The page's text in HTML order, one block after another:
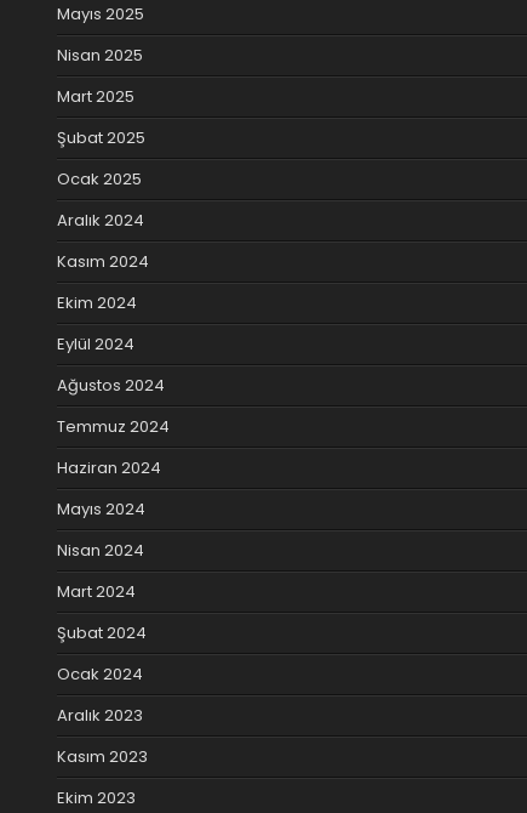
Mayıs 2025
Nisan 2025
Mart 2025
Şubat 2025
Ocak 2025
Aralık 2024
Kasım 2024
Ekim 2024
Eylül 2024
Ağustos 2024
Temmuz 2024
Haziran 2024
Mayıs 2024
Nisan 2024
Mart 2024
Şubat 2024
Ocak 2024
Aralık 2023
Kasım 2023
Ekim 2023